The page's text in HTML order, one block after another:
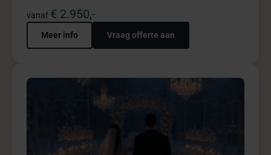
vanaf € 2.950,-
Meer info Vraag offerte aan